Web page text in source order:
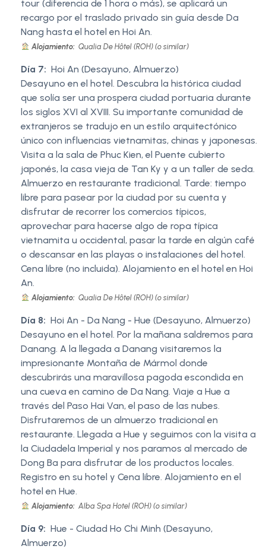
tour (diferencia de 1 hora o más), se aplicará un
recargo por el traslado privado sin guía desde Da
Nang hasta el hotel en Hoi An.
Alojamiento: Qualia De Hôtel (ROH) (o similar)
Día 7: Hoi An (Desayuno, Almuerzo)
Desayuno en el hotel. Descubra la histórica ciudad
que solía ser una prospera ciudad portuaria durante
los siglos XVI al XVIII. Su importante comunidad de
extranjeros se tradujo en un estilo arquitectónico
único con influencias vietnamitas, chinas y japonesas.
Visita a la sala de Phuc Kien, el Puente cubierto
japonés, la casa vieja de Tan Ky y a un taller de seda.
Almuerzo en restaurante tradicional. Tarde: tiempo
libre para pasear por la ciudad por su cuenta y
disfrutar de recorrer los comercios típicos,
aprovechar para hacerse algo de ropa típica
vietnamita u occidental, pasar la tarde en algún café
o descansar en las playas o instalaciones del hotel.
Cena libre (no incluida). Alojamiento en el hotel en Hoi
An.
Alojamiento: Qualia De Hôtel (ROH) (o similar)
Día 8: Hoi An - Da Nang - Hue (Desayuno, Almuerzo)
Desayuno en el hotel. Por la mañana saldremos para
Danang. A la llegada a Danang visitaremos la
impresionante Montaña de Mármol donde
descubrirás una maravillosa pagoda escondida en
una cueva en camino de Da Nang. Viaje a Hue a
través del Paso Hai Van, el paso de las nubes.
Disfrutaremos de un almuerzo tradicional en
restaurante. Llegada a Hue y seguimos con la visita a
la Ciudadela Imperial y nos paramos al mercado de
Dong Ba para disfrutar de los productos locales.
Registro en su hotel y Cena libre. Alojamiento en el
hotel en Hue.
Alojamiento: Alba Spa Hotel (ROH) (o similar)
Día 9: Hue - Ciudad Ho Chi Minh (Desayuno,
Almuerzo)